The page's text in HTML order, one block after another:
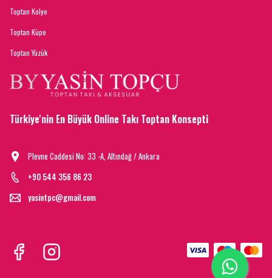
Toptan Kolye
Toptan Küpe
Toptan Yüzük
Türkiye'nin En Büyük Online Takı Toptan Konsepti
Plevne Caddesi No: 33 -A, Altındağ / Ankara
+90 544 356 86 23
yasintpc@gmail.com